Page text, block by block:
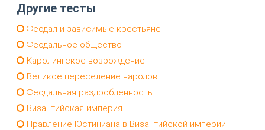
Другие тесты
Феодал и зависимые крестьяне
Феодальное общество
Каролингское возрождение
Великое переселение народов
Феодальная раздробленность
Византийская империя
Правление Юстиниана в Византийской империи